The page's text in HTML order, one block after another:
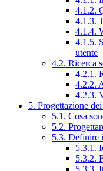
4.1.2.
4.1.3.
4.1.4.
4.1.5.
utente
4.2. Ricerca
4.2.1.
4.2.2.
4.2.3.
5. Progettazione
5.1. Cosa
5.2.
5.3. Definire
5.3.1.
5.3.2.
5.3.3.